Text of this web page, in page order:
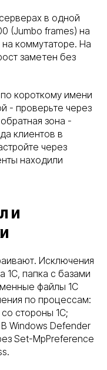
в одной
(Jumbo frames) на
коммутаторе. На
заметен без
короткому имени
- проверьте через
зона -
клиентов в
через
находили
и
Исключения
1С, папка с базами
файлы 1С
по процессам:
стороны 1С;
Windows Defender
Set-MpPreference